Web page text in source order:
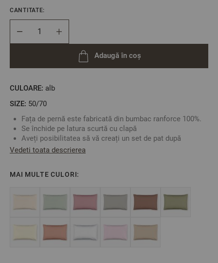
CULOARE: alb
SIZE: 50/70
Fața de pernă este fabricată din bumbac ranforce 100%.
Se închide pe latura scurtă cu clapă
Aveți posibilitatea să vă creați un set de pat după
propriile preferințe. Alegeți lenjeria de pat, cearșaful sau
Fabricat în Bulgaria
Material: 100% Bumbac Raforce
Mărime: 50/70 cm
** Fotografiile sunt orientative. Poate varia ușor culoarea
Vedeti toata descrierea
MAI MULTE CULORI:
CANTITATE:
Adaugă în coș